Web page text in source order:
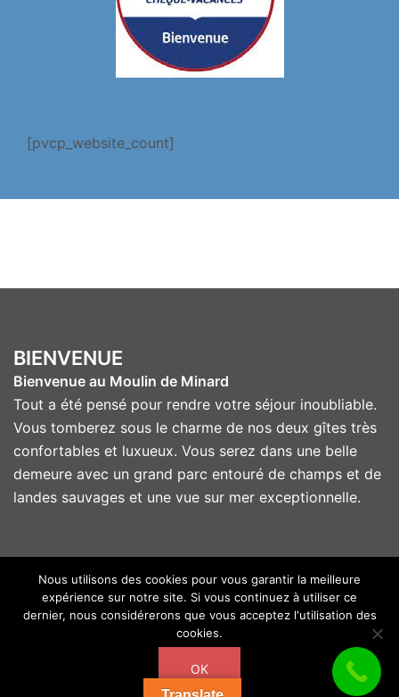
[pvcp_website_count]
BIENVENUE
Bienvenue au Moulin de Minard
Tout a été pensé pour rendre votre séjour inoubliable.
Vous tomberez sous le charme de nos deux gîtes très
confortables et luxueux. Vous serez dans une belle
demeure avec un grand parc entouré de champs et de
landes sauvages et une vue sur mer exceptionnelle.
© 2026 Moulin de Minard. Fièrement propulsé par
Sydney
Copyright 2018 - Tous droits réservés - Moulin de Minard
Nous utilisons des cookies pour vous garantir la meilleure
expérience sur notre site. Si vous continuez à utiliser ce
dernier, nous considérerons que vous acceptez l'utilisation des
cookies.
OK